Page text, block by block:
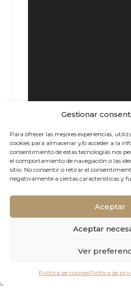
Gestionar
Para ofrecer las mejores experiencias,
cookies para almacenar y/o acceder a la
consentimiento de estas tecnologías nos
el comportamiento de navegación o las
sitio. No consentir o retirar el
negativamente a ciertas características y
Aceptar
Aceptar
Ver
Política de cookiesPolítica de
Estate